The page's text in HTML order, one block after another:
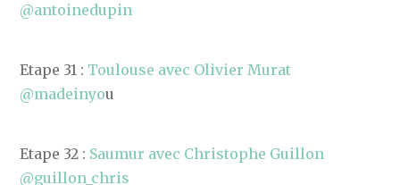
@antoinedupin
Etape 31 : Toulouse avec Olivier Murat
@madeinyou
Etape 32 : Saumur avec Christophe Guillon
@guillon_chris